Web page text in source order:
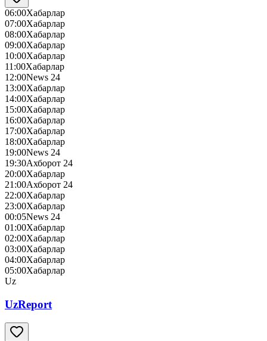
06:00Хабарлар
07:00Хабарлар
08:00Хабарлар
09:00Хабарлар
10:00Хабарлар
11:00Хабарлар
12:00News 24
13:00Хабарлар
14:00Хабарлар
15:00Хабарлар
16:00Хабарлар
17:00Хабарлар
18:00Хабарлар
19:00News 24
19:30Ахборот 24
20:00Хабарлар
21:00Ахборот 24
22:00Хабарлар
23:00Хабарлар
00:05News 24
01:00Хабарлар
02:00Хабарлар
03:00Хабарлар
04:00Хабарлар
05:00Хабарлар
Uz
UzReport